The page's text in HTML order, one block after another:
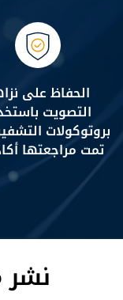
الحفاظ على
التصويت
بروتوكولات
تمت مراجعتها
نشر